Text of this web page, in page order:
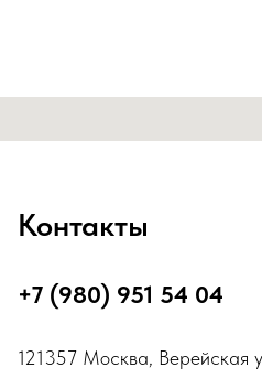
Контакты
+7 (980) 951 54 04
121357 Москва, Верейская